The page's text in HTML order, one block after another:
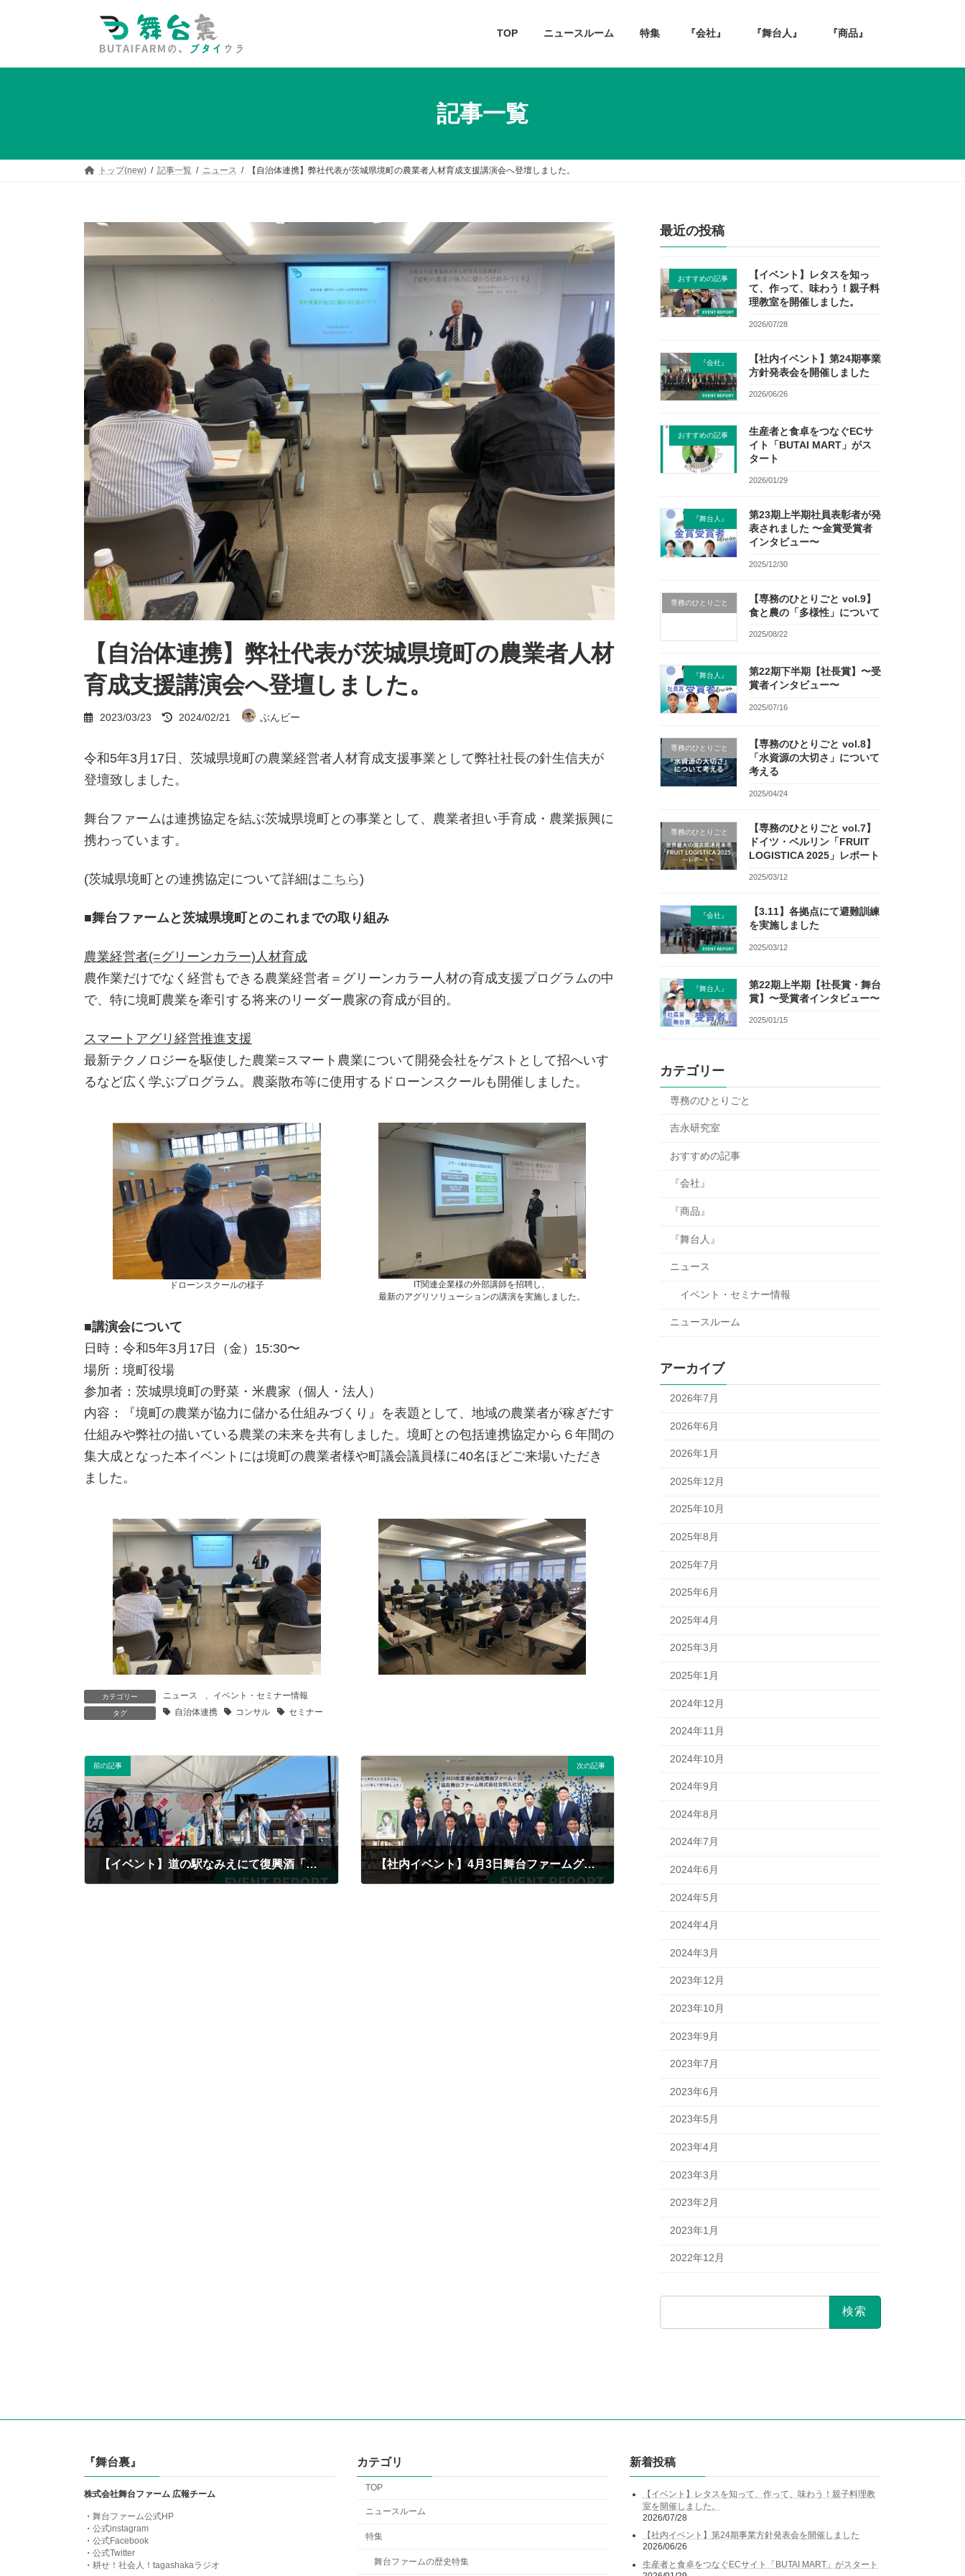
ツ
シ
TOP ニュースルーム 特集 『会社』 『舞台人』 『商品』
記事一覧
トップ(new) 記事一覧 ニュース 【自治体連携】弊社代表が茨城県境町の農業者人材育成支援講演会へ登壇しました。
【自治体連携】弊社代表が茨城県境町の農業者人材
育成支援講演会へ登壇しました。
2023/03/23
最
終
日
:
2024/02/21 ぶんビー
令和5年3月17日、茨城県境町の農業経営者人材育成支援事業として弊社社長の針生信夫が
登壇致しました。
舞台ファームは連携協定を結ぶ茨城県境町との事業として、農業者担い手育成・農業振興に
携わっています。
(茨城県境町との連携協定について詳細はこちら)
■舞台ファームと茨城県境町とのこれまでの取り組み
農業経営者(=グリーンカラー)人材育成
農作業だけでなく経営もできる農業経営者＝グリーンカラー人材の育成支援プログラムの中
で、特に境町農業を牽引する将来のリーダー農家の育成が目的。
スマートアグリ経営推進支援
最新テクノロジーを駆使した農業=スマート農業について開発会社をゲストとして招へいす
るなど広く学ぶプログラム。農薬散布等に使用するドローンスクールも開催しました。
ドローンスクールの様子
IT関連企業様の外部講師を招聘し、
最新のアグリソリューションの講演を実施しました。
■講演会について
日時：令和5年3月17日（金）15:30〜
場所：境町役場
参加者：茨城県境町の野菜・米農家（個人・法人）
内容：『境町の農業が協力に儲かる仕組みづくり』を表題として、地域の農業者が稼ぎだす
仕組みや弊社の描いている農業の未来を共有しました。境町との包括連携協定から６年間の
集大成となった本イベントには境町の農業者様や町議会議員様に40名ほどご来場いただき
ました。
カテゴリー ニュース 、 イベント・セミナー情報
タグ 自治体連携 コンサル セミナー
前の記事
【イベント】道の駅なみえにて復興酒「福乃香」を使用したイベントが行われました。
次の記事
【社内イベント】4月3日舞台ファームグループの入社式を行いました
最近の投稿
おすすめの記事
【イベント】レタスを知っ
て、作って、味わう！親子料
理教室を開催しました。
2026/07/28
『会社』
【社内イベント】第24期事業
方針発表会を開催しました
2026/06/26
おすすめの記事
生産者と食卓をつなぐECサ
イト「BUTAI MART」がス
タート
2026/01/29
『舞台人』
第23期上半期社員表彰者が発
表されました 〜金賞受賞者
インタビュー〜
2025/12/30
専務のひとりごと
【専務のひとりごと vol.9】
食と農の「多様性」について
2025/08/22
『舞台人』
第22期下半期【社長賞】〜受
賞者インタビュー〜
2025/07/16
専務のひとりごと
【専務のひとりごと vol.8】
「水資源の大切さ」について
考える
2025/04/24
専務のひとりごと
【専務のひとりごと vol.7】
ドイツ・ベルリン「FRUIT
LOGISTICA 2025」レポート
2025/03/12
『会社』
【3.11】各拠点にて避難訓練
を実施しました
2025/03/12
『舞台人』
第22期上半期【社長賞・舞台
賞】〜受賞者インタビュー〜
2025/01/15
カテゴリー
専務のひとりごと
吉永研究室
おすすめの記事
『会社』
『商品』
『舞台人』
ニュース
イベント・セミナー情報
ニュースルーム
アーカイブ
2026年7月
2026年6月
2026年1月
2025年12月
2025年10月
2025年8月
2025年7月
2025年6月
2025年4月
2025年3月
2025年1月
2024年12月
2024年11月
2024年10月
2024年9月
2024年8月
2024年7月
2024年6月
2024年5月
2024年4月
2024年3月
2023年12月
2023年10月
2023年9月
2023年7月
2023年6月
2023年5月
2023年4月
2023年3月
2023年2月
2023年1月
2022年12月
検
『舞台裏』
株式会社舞台ファーム 広報チーム
・ 舞台ファーム公式HP
・ 公式instagram
・ 公式Facebook
・ 公式Twitter
・ 耕せ！社会人！tagashakaラジオ
カテゴリ
TOP
ニュースルーム
特集
舞台ファームの歴史特集
新着投稿
【イベント】レタスを知って、作って、味わう！親子料理教
室を開催しました。
2026/07/28
【社内イベント】第24期事業方針発表会を開催しました
2026/06/26
生産者と食卓をつなぐECサイト「BUTAI MART」がスタート